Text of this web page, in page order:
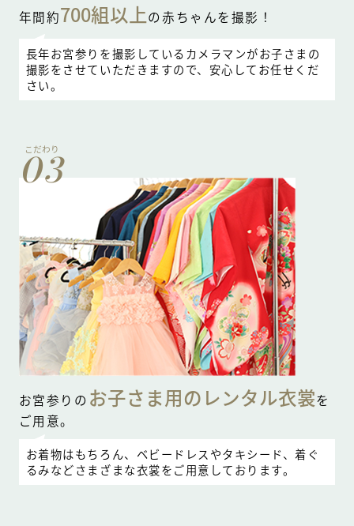
年間約700組以上の赤ちゃんを撮影！
長年お宮参りを撮影しているカメラマンがお子さまの
撮影をさせていただきますので、安心してお任せくだ
さい。
こだわり
03
お宮参りの お子さま用のレンタル衣裳を
ご用意。
お着物はもちろん、ベビードレスやタキシード、着ぐ
るみなどさまざまな衣裳をご用意しております。